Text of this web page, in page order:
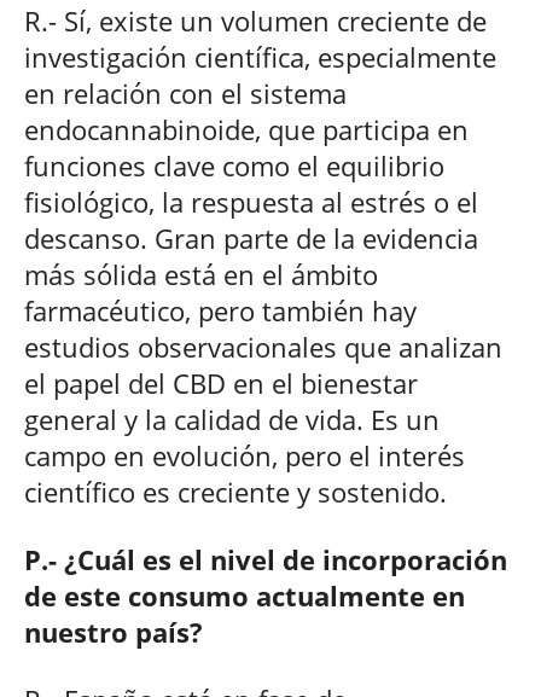
R.- Sí, existe un volumen creciente de
investigación científica, especialmente
en relación con el sistema
endocannabinoide, que participa en
funciones clave como el equilibrio
fisiológico, la respuesta al estrés o el
descanso. Gran parte de la evidencia
más sólida está en el ámbito
farmacéutico, pero también hay
estudios observacionales que analizan
el papel del CBD en el bienestar
general y la calidad de vida. Es un
campo en evolución, pero el interés
científico es creciente y sostenido.
P.- ¿Cuál es el nivel de incorporación
de este consumo actualmente en
nuestro país?